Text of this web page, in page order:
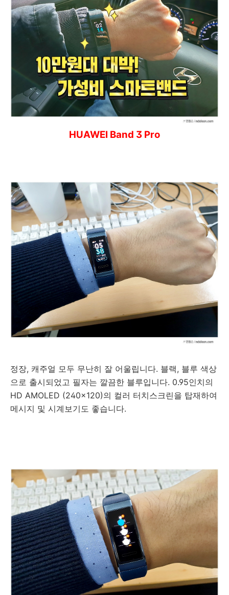
HUAWEI Band 3 Pro
정장, 캐주얼 모두 무난히 잘 어울립니다. 블랙, 블루 색상
으로 출시되었고 필자는 깔끔한 블루입니다. 0.95인치의
HD AMOLED (240x120)의 컬러 터치스크린을 탑재하여
메시지 및 시계보기도 좋습니다.